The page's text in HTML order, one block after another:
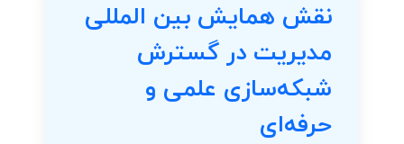
نقش همایش بین المللی
مدیریت در گسترش
شبکه‌سازی علمی و
حرفه‌ای